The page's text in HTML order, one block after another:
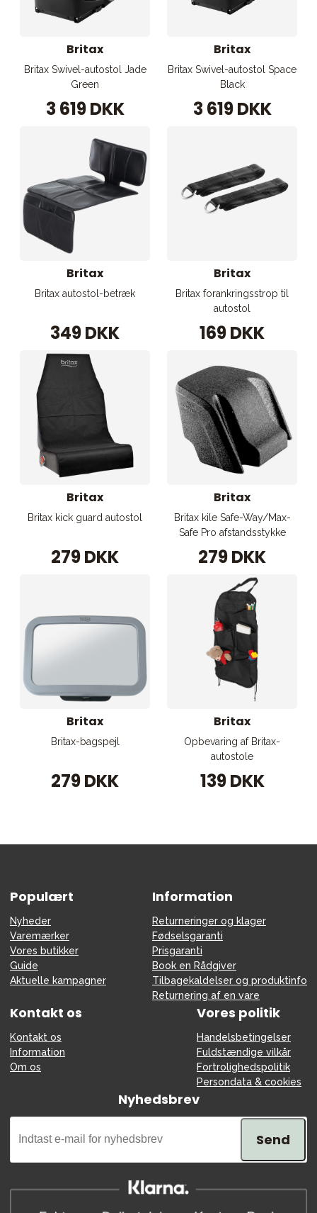
Britax
Britax Swivel-autostol Jade
Green
3 619 DKK
Britax
Britax Swivel-autostol Space
Black
3 619 DKK
Britax
Britax autostol-betræk
349 DKK
Britax
Britax forankringsstrop til
autostol
169 DKK
Britax
Britax kick guard autostol
279 DKK
Britax
Britax kile Safe-Way/Max-
Safe Pro afstandsstykke
279 DKK
Britax
Britax-bagspejl
279 DKK
Britax
Opbevaring af Britax-
autostole
139 DKK
Populært
Nyheder
Varemærker
Vores butikker
Guide
Aktuelle kampagner
Information
Returneringer og klager
Fødselsgaranti
Prisgaranti
Book en Rådgiver
Tilbagekaldelser og produktinfo
Returnering af en vare
Kontakt os
Kontakt os
Information
Om os
Vores politik
Handelsbetingelser
Fuldstændige vilkår
Fortrolighedspolitik
Persondata & cookies
Nyhedsbrev
Send